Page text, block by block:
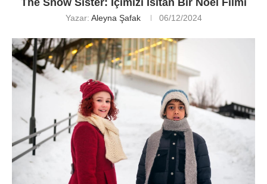
The Snow Sister: İçimizi Isıtan Bir Noel Filmi
Yazar: Aleyna Şafak 06/12/2024